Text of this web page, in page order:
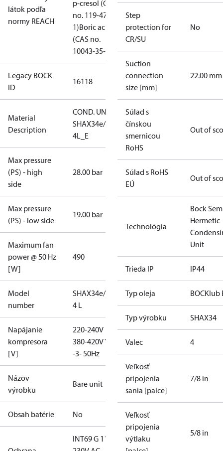
látok podľa
normy REACH
p-cresol (CAS
no. 119-47-
1)Boric acid
(CAS no.
10043-35-3)
Legacy BOCK
ID
16118
Material
Description
COND. UNIT
SHAX34e/215-
4L_E
Max pressure
(PS) - high
side
28.00 bar
Max pressure
(PS) - low side
19.00 bar
Maximum fan
power @ 50 Hz
[W]
490
Model
number
SHAX34e/215-
4 L
Napájanie
kompresora
[V]
220-240V D /
380-420V Y
-3- 50Hz
Názov
výrobku
Bare unit
Obsah batérie No
INT69 G 115-
Step
protection for
CR/SU
No
Suction
connection
size [mm]
22.00 mm
Súlad s
čínskou
smernicou
RoHS
Out of
Súlad s RoHS
EÚ
Out of
Technológia
Bock
Hermetic
Unit
Trieda IP IP44
Typ oleja BOCKlub
Typ výrobku SHAX34
Valec 4
Veľkosť
pripojenia
sania [palce]
7/8 in
Veľkosť
pripojenia
výtlaku
5/8 in